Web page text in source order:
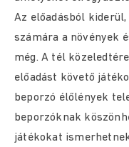
Az előadásból
számára a növények
még. A tél
előadást követő
beporzó élőlények
beporzóknak
játékokat